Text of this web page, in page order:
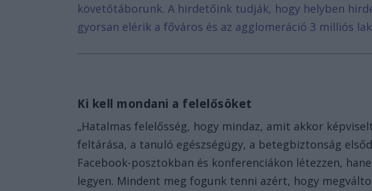
követőtáborunk. A hirdetőink tudják, hogy helyben
gyorsan elérik a főváros és az agglomeráció 3 milliós
Ki kell mondani a felelősöket
„Hatalmas felelősség, hogy mindaz, amit akkor
feltárása, a tanuló egészségügy, a betegbiztonság
Facebook-posztokban és konferenciákon létezzen,
legyen. Mindent meg fogunk tenni azért, hogy